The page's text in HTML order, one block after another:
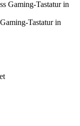
Tastatur in